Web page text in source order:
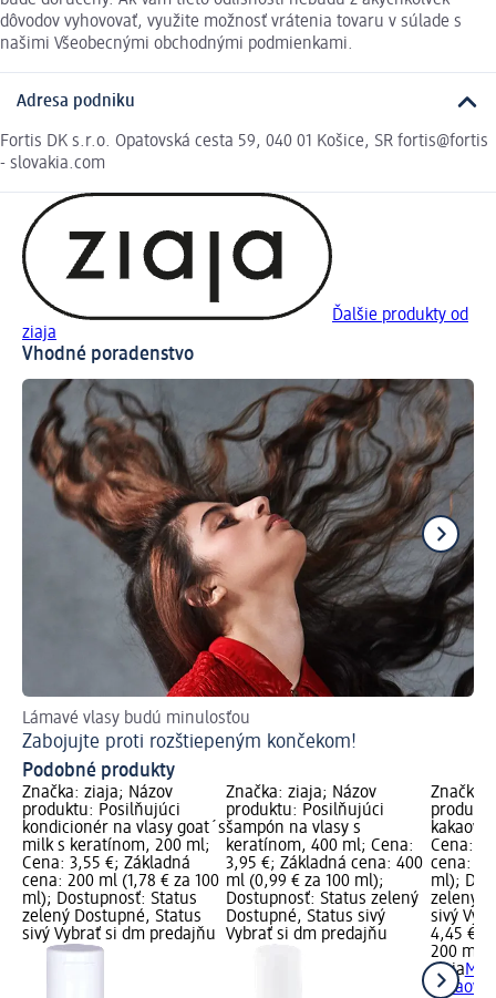
dôvodov vyhovovať, využite možnosť vrátenia tovaru v súlade s
našimi Všeobecnými obchodnými podmienkami.
Adresa podniku
Fortis DK s.r.o. Opatovská cesta 59, 040 01 Košice, SR fortis@fortis
- slovakia.com
Ďalšie produkty od
ziaja
Vhodné poradenstvo
Lámavé vlasy budú minulosťou
Zabojujte proti rozštiepeným končekom!
Podobné produkty
Značka: ziaja; Názov
produktu: Posilňujúci
kondicionér na vlasy goat´s
milk s keratínom, 200 ml;
Cena: 3,55 €; Základná
cena: 200 ml (1,78 € za 100
ml); Dostupnosť: Status
zelený Dostupné, Status
sivý Vybrať si dm predajňu
Značka: ziaja; Názov
produktu: Posilňujúci
šampón na vlasy s
keratínom, 400 ml; Cena:
3,95 €; Základná cena: 400
ml (0,99 € za 100 ml);
Dostupnosť: Status zelený
Dostupné, Status sivý
Vybrať si dm predajňu
Značka:
Cena:
cena:
ml);
zelený
sivý
4,45 €
200 ml
ziaja